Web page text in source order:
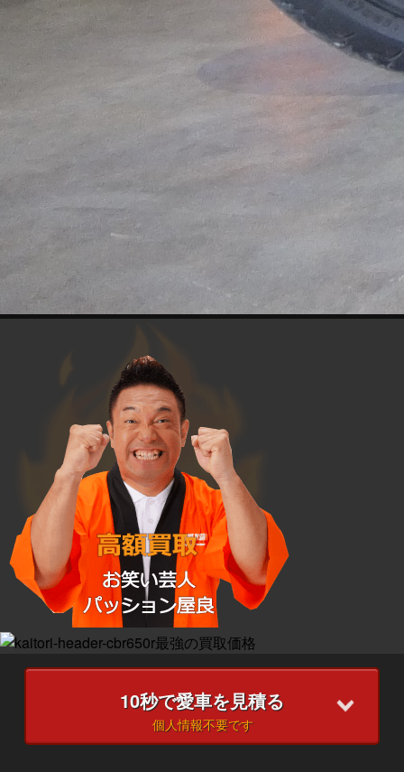
10秒で愛車を見積る
個人情報不要です